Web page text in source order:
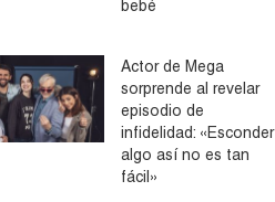
bebé
Actor de Mega
sorprende al revelar
episodio de
infidelidad: «Esconder
algo así no es tan
fácil»